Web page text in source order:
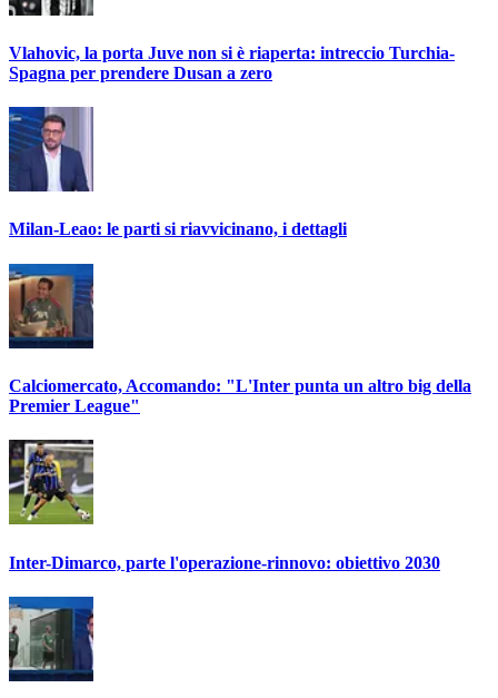
Vlahovic, la porta Juve non si è riaperta: intreccio Turchia-
Spagna per prendere Dusan a zero
Milan-Leao: le parti si riavvicinano, i dettagli
Calciomercato, Accomando: "L'Inter punta un altro big della
Premier League"
Inter-Dimarco, parte l'operazione-rinnovo: obiettivo 2030